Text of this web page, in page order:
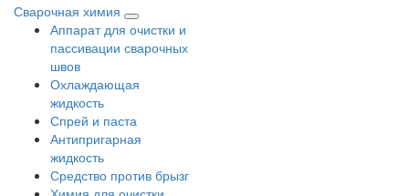
Сварочная химия
Аппарат для очистки и
пассивации сварочных
швов
Охлаждающая
жидкость
Спрей и паста
Антипригарная
жидкость
Средство против брызг